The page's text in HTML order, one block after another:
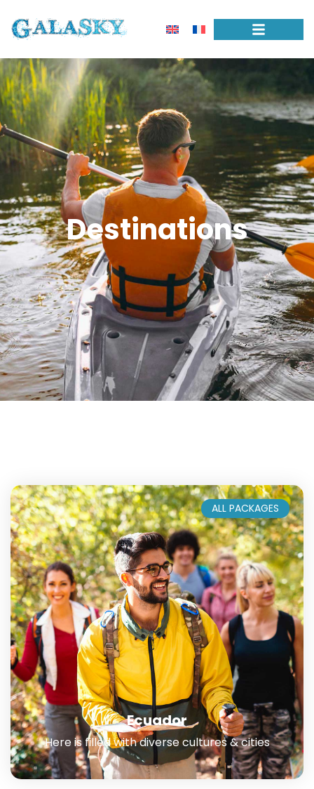
Destinations
ALL PACKAGES
Ecuador
Here is filled with diverse cultures & cities